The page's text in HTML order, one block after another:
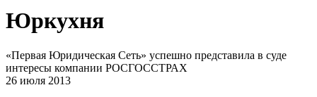
Юркухня
«Первая Юридическая Сеть» успешно представила в суде
интересы компании РОСГОССТРАХ
26 июля 2013